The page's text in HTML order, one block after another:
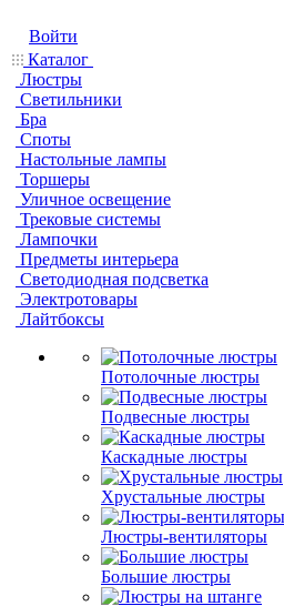
Войти
Каталог
Люстры
Светильники
Бра
Споты
Настольные лампы
Торшеры
Уличное освещение
Трековые системы
Лампочки
Предметы интерьера
Светодиодная подсветка
Электротовары
Лайтбоксы
Потолочные люстры
Подвесные люстры
Каскадные люстры
Хрустальные люстры
Люстры-вентиляторы
Большие люстры